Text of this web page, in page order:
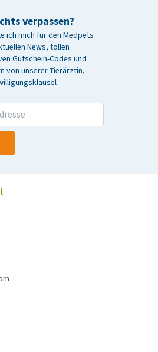
verpassen?
ich mich für den Medpets
News, tollen
Gutschein-Codes und
von unserer Tierärztin,